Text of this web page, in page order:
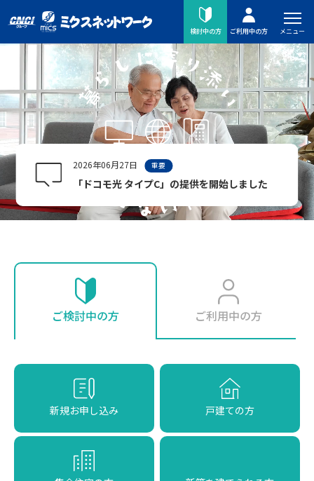
検討中の方 ご利用中の方 メニュー
2026年06月27日 重要
「ドコモ光 タイプC」の提供を開始しました
ご検討中の方 ご利用中の方
新規お申し込み 戸建ての方